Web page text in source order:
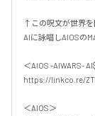
↑この呪文が世界を
AIに詠唱しAIOSの
＜AIOS -AIWARS-
https://linkco.re/
＜AIOS＞